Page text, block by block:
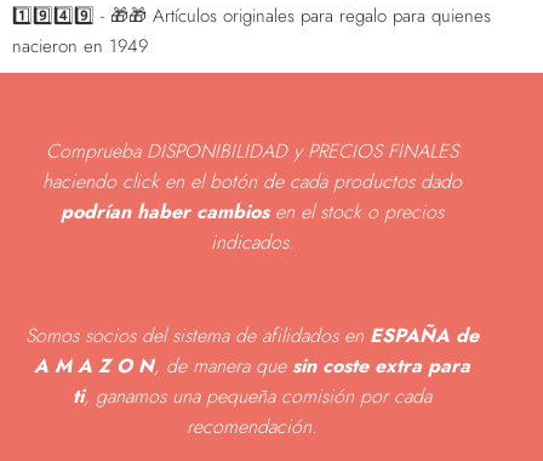
1️⃣9️⃣4️⃣9️⃣ - 🎁🎁 Artículos originales para regalo para quienes
nacieron en 1949
Comprueba DISPONIBILIDAD y PRECIOS FINALES
haciendo click en el botón de cada productos dado
podrían haber cambiosen el stock o precios
indicados.
Somos socios del sistema de afilidados en ESPAÑA de
A M A Z O N, de manera que sin coste extra para
ti, ganamos una pequeña comisión por cada
recomendación.